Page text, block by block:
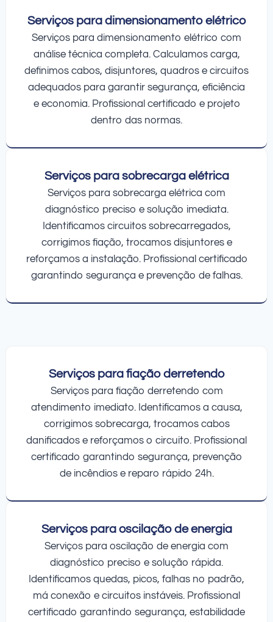
Serviços para dimensionamento elétrico
Serviços para dimensionamento elétrico com
análise técnica completa. Calculamos carga,
definimos cabos, disjuntores, quadros e circuitos
adequados para garantir segurança, eficiência
e economia. Profissional certificado e projeto
dentro das normas.
Serviços para sobrecarga elétrica
Serviços para sobrecarga elétrica com
diagnóstico preciso e solução imediata.
Identificamos circuitos sobrecarregados,
corrigimos fiação, trocamos disjuntores e
reforçamos a instalação. Profissional certificado
garantindo segurança e prevenção de falhas.
Serviços para fiação derretendo
Serviços para fiação derretendo com
atendimento imediato. Identificamos a causa,
corrigimos sobrecarga, trocamos cabos
danificados e reforçamos o circuito. Profissional
certificado garantindo segurança, prevenção
de incêndios e reparo rápido 24h.
Serviços para oscilação de energia
Serviços para oscilação de energia com
diagnóstico preciso e solução rápida.
Identificamos quedas, picos, falhas no padrão,
má conexão e circuitos instáveis. Profissional
certificado garantindo segurança, estabilidade